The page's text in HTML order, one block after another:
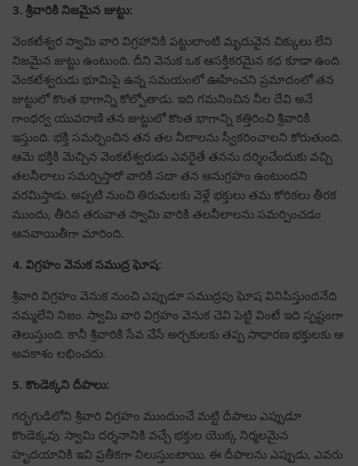
3. శ్రీవారికి నిజమైన జుట్టు:
వెంకటేశ్వర స్వామి వారి విగ్రహానికి పట్టులాంటి మృదువైన చిక్కులు లేని
నిజమైన జుట్టు ఉంటుంది. దీని వెనుక ఒక ఆసక్తికరమైన కధ కూడా ఉంది.
వెంకటేశ్వరుడు భూమిపై ఉన్న సమయంలో ఊహించని ప్రమాదంలో తన
జుట్టులో కొంత భాగాన్ని కోల్పోతాడు. ఇది గమనించిన నీల దేవి అనే
గాంధర్వ యువరాణి తన జుట్టులో కొంత భాగాన్ని కత్తిరించి శ్రీవారికి
ఇస్తుంది. భక్తి సమర్పించిన తన తల నీలాలను స్వీకరించాలని కోరుతుంది.
ఆమె భక్తికి మెచ్చిన వెంకటేశ్వరుడు ఎవరైతే తనను దర్శించేందుకు వచ్చి
తలనీలాలు సమర్పిస్తారో వారికి సదా తన అనుగ్రహం ఉంటుందని
వరమిస్తాడు. అప్పటి నుంచి తిరుమలకు వెళ్లే భక్తులు తమ కోరికలు తీరక
ముందు, తీరిన తరువాత స్వామి వారికి తలనీలాలను సమర్పించడం
ఆనవాయితీగా మారింది.
4. విగ్రహం వెనుక సముద్ర ఘోష:
శ్రీవారి విగ్రహం వెనుక నుంచి ఎప్పుడూ సముద్రపు ఘోష వినిపిస్తుందనేది
నమ్మలేని నిజం. స్వామి వారి విగ్రహం వెనుక చెవి పెట్టి వింటే ఇది స్పష్టంగా
తెలుస్తుంది. కానీ శ్రీవారికి సేవ చేసే అర్చకులకు తప్ప సాధారణ భక్తులకు ఆ
అవకాశం లభించదు.
5. కొండెక్కని దీపాలు:
గర్భగుడిలోని శ్రీవారి విగ్రహం ముందుంచే మట్టి దీపాలు ఎప్పుడూ
కొండెక్కవు. స్వామి దర్శనానికి వచ్చే భక్తుల యొక్క నిర్మలమైన
హృదయానికి ఇవి ప్రతీకగా నిలుస్తుంటాయి. ఈ దీపాలను ఎప్పుడు, ఎవరు